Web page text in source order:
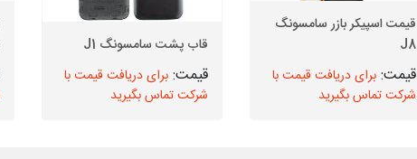
قیمت اسپیکر بازر سامسونگ
J8
برای دریافت قیمت با
شرکت تماس بگیرید
قاب پشت سامسونگ J1
برای دریافت قیمت با
شرکت تماس بگیرید